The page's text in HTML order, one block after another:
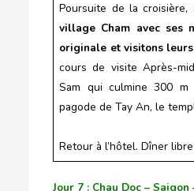
Poursuite de la croisière,
village Cham avec ses
originale et visitons
cours de visite Après-
Sam qui culmine 300
pagode de Tay An, le
Retour à l’hôtel. Dîner
Jour 7 : Chau Doc –